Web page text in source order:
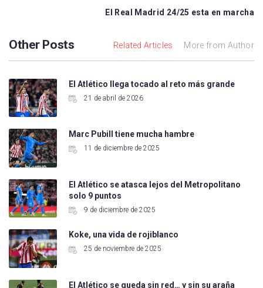
El Real Madrid 24/25 esta en marcha
Other Posts Related Articles More from Author
El Atlético llega tocado al reto más grande
21 de abril de 2026
Marc Pubill tiene mucha hambre
11 de diciembre de 2025
El Atlético se atasca lejos del Metropolitano
solo 9 puntos
9 de diciembre de 2025
Koke, una vida de rojiblanco
25 de noviembre de 2025
El Atlético se queda sin red… y sin su araña